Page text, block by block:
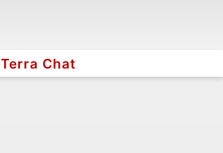
Terra Chat